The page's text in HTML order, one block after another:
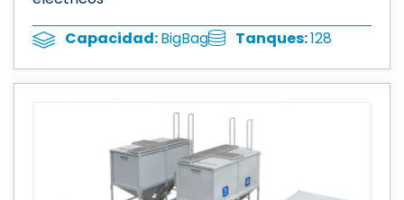
Capacidad:BigBag Tanques:128